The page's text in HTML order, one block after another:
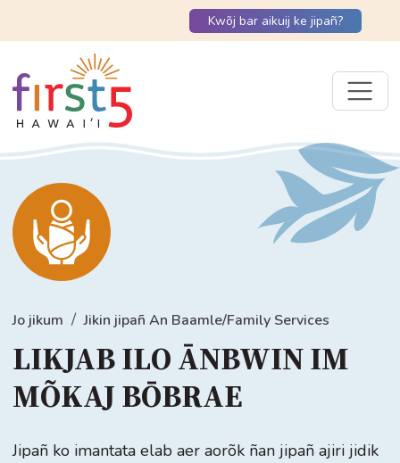
Kwõj bar aikuij ke jipañ?
Jo jikum Jikin jipañ An Baamle/Family Services
LIKJAB ILO ĀNBWIN IM
MÕKAJ BŌBRAE
Jipañ ko imantata elab aer aorõk ñan jipañ ajiri jidik